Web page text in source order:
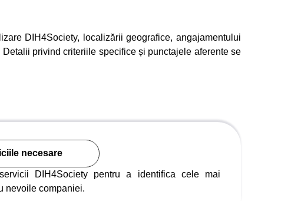
DIH4Society, localizării geografice, angajamentului
privind criteriile specifice și punctajele aferente se
necesare
DIH4Society pentru a identifica cele mai
nevoile companiei.